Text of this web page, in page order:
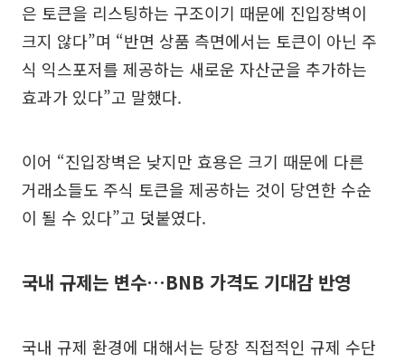
은 토큰을 리스팅하는 구조이기 때문에 진입장벽이
크지 않다”며 “반면 상품 측면에서는 토큰이 아닌 주
식 익스포저를 제공하는 새로운 자산군을 추가하는
효과가 있다”고 말했다.
이어 “진입장벽은 낮지만 효용은 크기 때문에 다른
거래소들도 주식 토큰을 제공하는 것이 당연한 수순
이 될 수 있다”고 덧붙였다.
국내 규제는 변수…BNB 가격도 기대감 반영
국내 규제 환경에 대해서는 당장 직접적인 규제 수단